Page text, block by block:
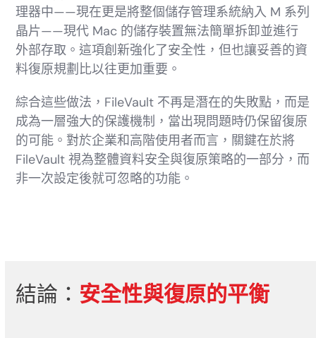
理器中——現在更是將整個儲存管理系統納入 M 系列
晶片——現代 Mac 的儲存裝置無法簡單拆卸並進行
外部存取。這項創新強化了安全性，但也讓妥善的資
料復原規劃比以往更加重要。
綜合這些做法，FileVault 不再是潛在的失敗點，而是
成為一層強大的保護機制，當出現問題時仍保留復原
的可能。對於企業和高階使用者而言，關鍵在於將
FileVault 視為整體資料安全與復原策略的一部分，而
非一次設定後就可忽略的功能。
結論： 安全性與復原的平衡